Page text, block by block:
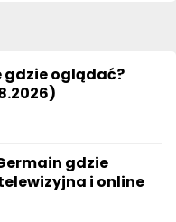
gdzie oglądać?
gdzie
i online